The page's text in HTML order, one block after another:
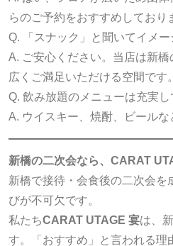
らのご予約をおすすめしており
Q. 「スナック」と聞いてイメ
A. ご安心ください。当店は新
広くご満足いただける空間です。
Q. 飲み放題のメニューは充実し
A. ウイスキー、焼酎、ビール
新橋の二次会なら、CARAT
新橋で接待・会食後の二次会
びが不可欠です。
私たちCARAT UTAGE 宴は、
す。「おすすめ」と言われる理